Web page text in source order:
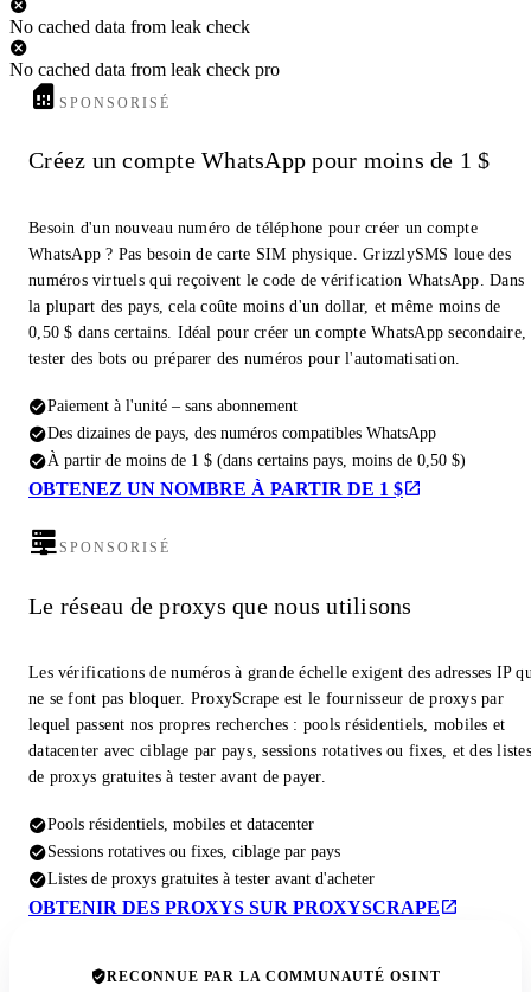
No cached data from leak check
No cached data from leak check pro
SPONSORISÉ
Créez un compte WhatsApp pour moins de 1 $
Besoin d'un nouveau numéro de téléphone pour créer un compte
WhatsApp ? Pas besoin de carte SIM physique. GrizzlySMS loue des
numéros virtuels qui reçoivent le code de vérification WhatsApp. Dans
la plupart des pays, cela coûte moins d'un dollar, et même moins de
0,50 $ dans certains. Idéal pour créer un compte WhatsApp secondaire,
tester des bots ou préparer des numéros pour l'automatisation.
Paiement à l'unité – sans abonnement
Des dizaines de pays, des numéros compatibles WhatsApp
À partir de moins de 1 $ (dans certains pays, moins de 0,50 $)
OBTENEZ UN NOMBRE À PARTIR DE 1 $
SPONSORISÉ
Le réseau de proxys que nous utilisons
Les vérifications de numéros à grande échelle exigent des adresses IP
ne se font pas bloquer. ProxyScrape est le fournisseur de proxys par
lequel passent nos propres recherches : pools résidentiels, mobiles et
datacenter avec ciblage par pays, sessions rotatives ou fixes, et des listes
de proxys gratuites à tester avant de payer.
Pools résidentiels, mobiles et datacenter
Sessions rotatives ou fixes, ciblage par pays
Listes de proxys gratuites à tester avant d'acheter
OBTENIR DES PROXYS SUR PROXYSCRAPE
RECONNUE PAR LA COMMUNAUTÉ OSINT